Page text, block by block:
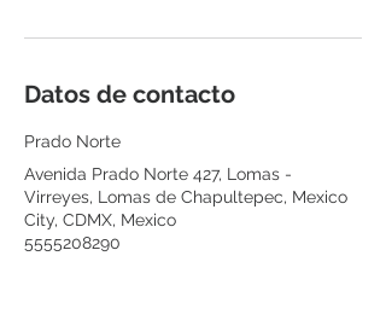
Datos de contacto
Prado Norte
Avenida Prado Norte 427, Lomas -
Virreyes, Lomas de Chapultepec, Mexico
City, CDMX, Mexico
5555208290